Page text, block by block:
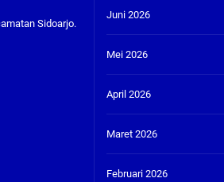
Sidoarjo.
Juni 2026
Mei 2026
April 2026
Maret 2026
Februari 2026